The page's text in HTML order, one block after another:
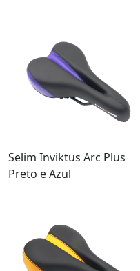
Selim Inviktus Arc Plus
Preto e Azul